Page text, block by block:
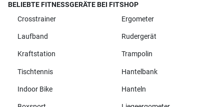
BELIEBTE FITNESSGERÄTE BEI FITSHOP
Crosstrainer
Ergometer
Laufband Rudergerät
Kraftstation Trampolin
Tischtennis Hantelbank
Indoor Bike Hanteln